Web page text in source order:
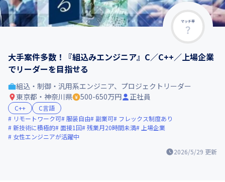
マッチ率
大手案件多数！『組込みエンジニア』C／C++／上場企業
でリーダーを目指せる
2026/5/29 更新
組込・制御・汎用系エンジニア、プロジェクトリーダー
東京都・神奈川県
500-650万円 正社員
C++
C言語
リモートワーク可 服装自由 副業可
フレックス制度あり
新技術に積極的
面接1回 残業月20時間未満
上場企業
女性エンジニアが活躍中